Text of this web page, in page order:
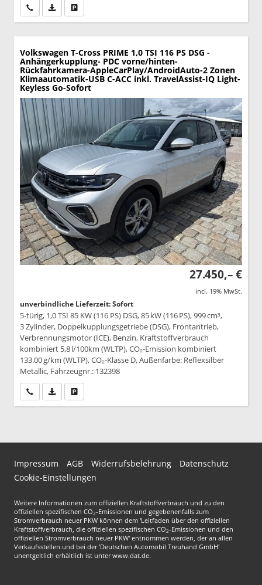
Wir rufen Sie anPDF-Datei, Fahrzeugexposé drucken
Volkswagen T-Cross PRIME 1,0 TSI 116 PS DSG -
Anhängerkupplung- PDC vorne/hinten-
Rückfahrkamera-AppleCarPlay/AndroidAuto-2 Zonen
Klimaautomatik-USB C-ACC inkl. TravelAssist-IQ Light-
Keyless Go-Sofort
27.450,– €
incl. 19% MwSt.
unverbindliche Lieferzeit: Sofort
5-türig, 1,0 TSI 85 KW (116 PS) DSG, 85 kW (116 PS), 999 cm³,
3 Zylinder, Doppelkupplungsgetriebe (DSG), Frontantrieb,
Verbrennungsmotor (ICE), Benzin, Kraftstoffverbrauch
kombiniert 5,8 l/100km (WLTP), CO₂-Emission kombiniert
133.00 g/km (WLTP), CO₂-Klasse D, Außenfarbe: Reflexsilber
Metallic, Fahrzeugnr.: 132398
Wir rufen Sie anPDF-Datei, Fahrzeugexposé drucken
Impressum AGB Widerrufsbelehrung
Datenschutz
Cookie-Einstellungen
Weitere Informationen zum offiziellen Kraftstoffverbrauch und zu den
offiziellen spezifischen CO2-Emissionen und gegebenenfalls zum
Stromverbrauch neuer PKW können dem 'Leitfaden über den offiziellen
Kraftstoffverbrauch, die offiziellen spezifischen CO2-Emissionen und den
offiziellen Stromverbrauch neuer PKW' entnommen werden, der an allen
Verkaufsstellen und bei der 'Deutschen Automobil Treuhand GmbH'
unentgeltlich erhältlich ist unter www.dat.de.